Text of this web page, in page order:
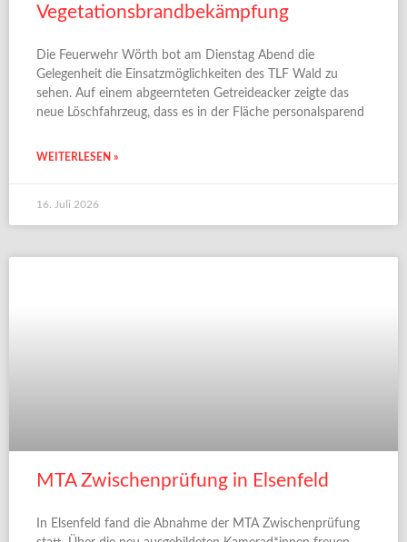
Vegetationsbrandbekämpfung
Die Feuerwehr Wörth bot am Dienstag Abend die
Gelegenheit die Einsatzmöglichkeiten des TLF Wald zu
sehen. Auf einem abgeernteten Getreideacker zeigte das
neue Löschfahrzeug, dass es in der Fläche personalsparend
WEITERLESEN »
16. Juli 2026
MTA Zwischenprüfung in Elsenfeld
In Elsenfeld fand die Abnahme der MTA Zwischenprüfung